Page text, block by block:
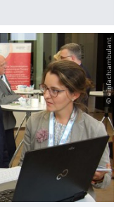
© einfach:ambulant